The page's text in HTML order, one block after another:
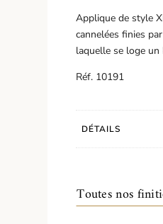
Applique de style
cannelées finies
laquelle se loge
Réf. 10191
DÉTAILS
Toutes nos